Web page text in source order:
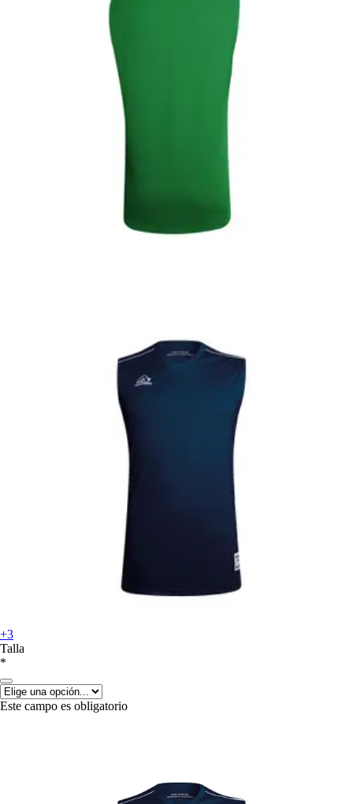
+3
Talla
*
Este campo es obligatorio